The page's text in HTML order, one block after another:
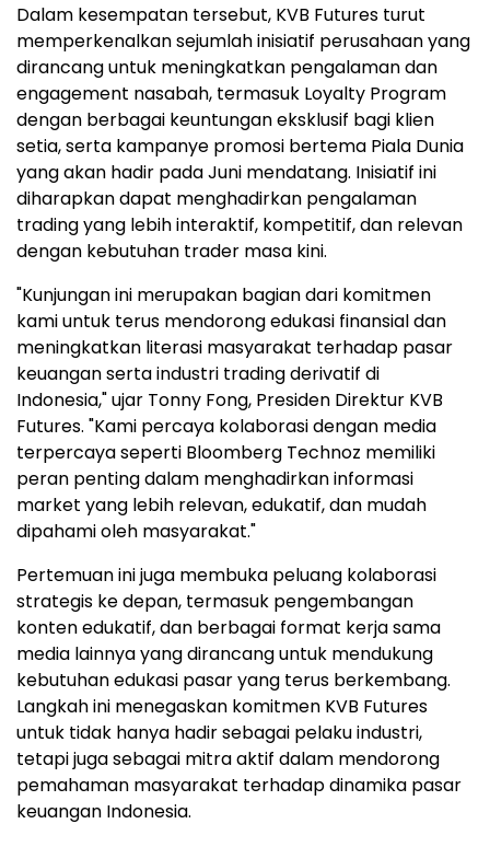
Dalam kesempatan tersebut, KVB Futures turut
memperkenalkan sejumlah inisiatif perusahaan yang
dirancang untuk meningkatkan pengalaman dan
engagement nasabah, termasuk Loyalty Program
dengan berbagai keuntungan eksklusif bagi klien
setia, serta kampanye promosi bertema Piala Dunia
yang akan hadir pada Juni mendatang. Inisiatif ini
diharapkan dapat menghadirkan pengalaman
trading yang lebih interaktif, kompetitif, dan relevan
dengan kebutuhan trader masa kini.
"Kunjungan ini merupakan bagian dari komitmen
kami untuk terus mendorong edukasi finansial dan
meningkatkan literasi masyarakat terhadap pasar
keuangan serta industri trading derivatif di
Indonesia," ujar Tonny Fong, Presiden Direktur KVB
Futures. "Kami percaya kolaborasi dengan media
terpercaya seperti Bloomberg Technoz memiliki
peran penting dalam menghadirkan informasi
market yang lebih relevan, edukatif, dan mudah
dipahami oleh masyarakat."
Pertemuan ini juga membuka peluang kolaborasi
strategis ke depan, termasuk pengembangan
konten edukatif, dan berbagai format kerja sama
media lainnya yang dirancang untuk mendukung
kebutuhan edukasi pasar yang terus berkembang.
Langkah ini menegaskan komitmen KVB Futures
untuk tidak hanya hadir sebagai pelaku industri,
tetapi juga sebagai mitra aktif dalam mendorong
pemahaman masyarakat terhadap dinamika pasar
keuangan Indonesia.